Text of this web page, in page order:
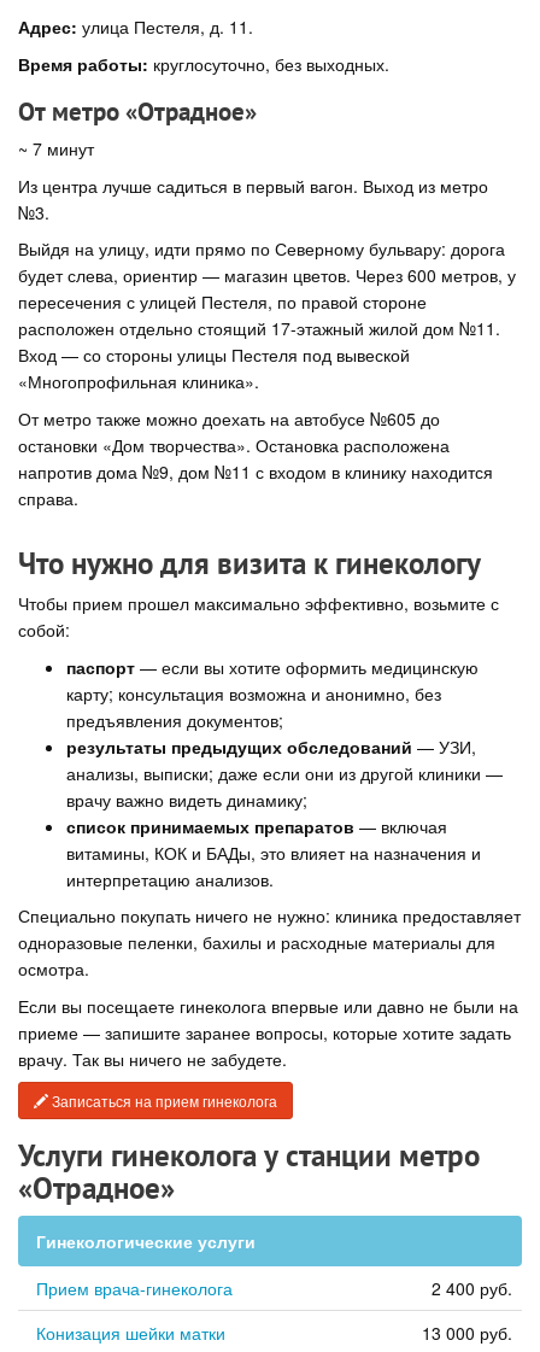
Адрес: улица Пестеля, д. 11.
Время работы: круглосуточно, без выходных.
От метро «Отрадное»
~ 7 минут
Из центра лучше садиться в первый вагон. Выход из метро
№3.
Выйдя на улицу, идти прямо по Северному бульвару: дорога
будет слева, ориентир — магазин цветов. Через 600 метров, у
пересечения с улицей Пестеля, по правой стороне
расположен отдельно стоящий 17-этажный жилой дом №11.
Вход — со стороны улицы Пестеля под вывеской
«Многопрофильная клиника».
От метро также можно доехать на автобусе №605 до
остановки «Дом творчества». Остановка расположена
напротив дома №9, дом №11 с входом в клинику находится
справа.
Что нужно для визита к гинекологу
Чтобы прием прошел максимально эффективно, возьмите с
собой:
паспорт — если вы хотите оформить медицинскую
карту; консультация возможна и анонимно, без
предъявления документов;
результаты предыдущих обследований — УЗИ,
анализы, выписки; даже если они из другой клиники —
врачу важно видеть динамику;
список принимаемых препаратов — включая
витамины, КОК и БАДы, это влияет на назначения и
интерпретацию анализов.
Специально покупать ничего не нужно: клиника предоставляет
одноразовые пеленки, бахилы и расходные материалы для
осмотра.
Если вы посещаете гинеколога впервые или давно не были на
приеме — запишите заранее вопросы, которые хотите задать
врачу. Так вы ничего не забудете.
Записаться на прием гинеколога
Услуги гинеколога у станции метро
«Отрадное»
Гинекологические услуги
Прием врача-гинеколога
2 400 руб.
Конизация шейки матки
13 000 руб.